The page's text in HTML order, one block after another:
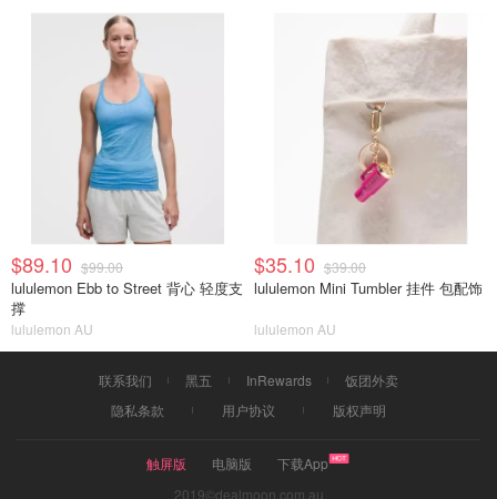
$89.10 $99.00
lululemon Ebb to Street 背心 轻度支
撑
lululemon AU
$35.10 $39.00
lululemon Mini Tumbler 挂件 包配饰
lululemon AU
联系我们 黑五 InRewards
饭团外卖
隐私条款
用户协议 版权声明
触屏版 电脑版
下载App
2019©dealmoon.com.au